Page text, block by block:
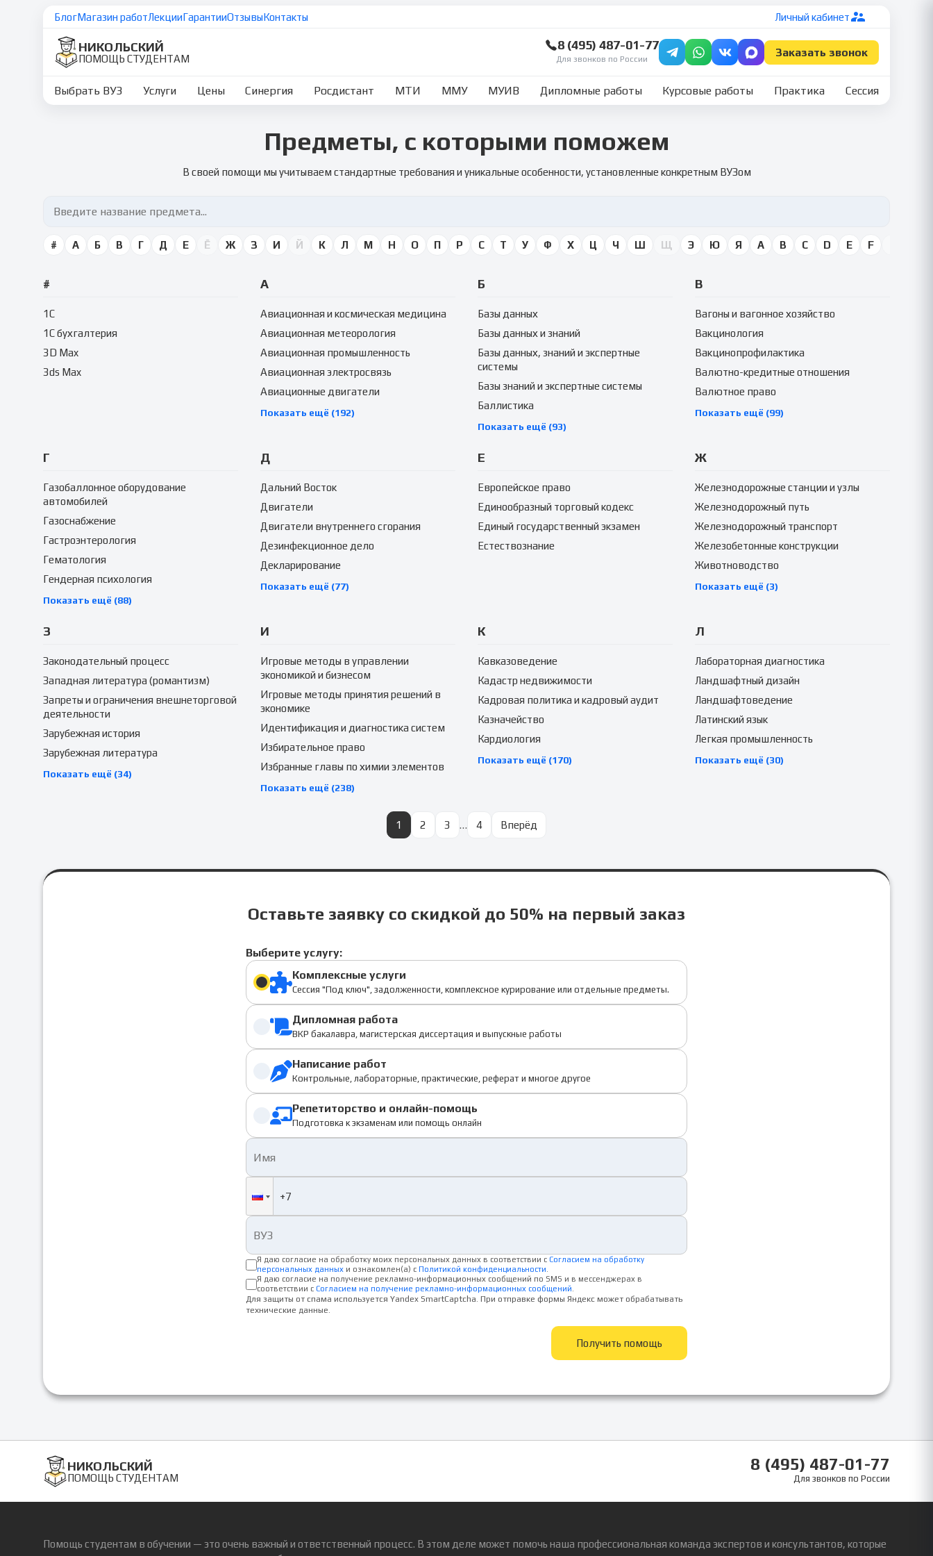
БлогМагазин работЛекцииГарантииОтзывыКонтакты Личный кабинет
НИКОЛЬСКИЙ
ПОМОЩЬ СТУДЕНТАМ
8 (495) 487-01-77
Для звонков по России
Заказать звонок
Выбрать ВУЗ Услуги Цены Синергия Росдистант МТИ ММУ МУИВ Дипломные работы Курсовые работы Практика Сессия
Предметы, с которыми поможем
В своей помощи мы учитываем стандартные требования и уникальные особенности, установленные конкретным ВУЗом
# А Б В Г Д Е Ё Ж З И Й К Л М Н О П Р С Т У Ф Х Ц Ч Ш Щ Э Ю Я A B C D E F
#
1C
1C бухгалтерия
3D Max
3ds Max
А
Авиационная и космическая медицина
Авиационная метеорология
Авиационная промышленность
Авиационная электросвязь
Авиационные двигатели
Показать ещё (192)
Б
Базы данных
Базы данных и знаний
Базы данных, знаний и экспертные
системы
Базы знаний и экспертные системы
Баллистика
Показать ещё (93)
В
Вагоны и вагонное хозяйство
Вакцинология
Вакцинопрофилактика
Валютно-кредитные отношения
Валютное право
Показать ещё (99)
Г
Газобаллонное оборудование
автомобилей
Газоснабжение
Гастроэнтерология
Гематология
Гендерная психология
Показать ещё (88)
Д
Дальний Восток
Двигатели
Двигатели внутреннего сгорания
Дезинфекционное дело
Декларирование
Показать ещё (77)
Е
Европейское право
Единообразный торговый кодекс
Единый государственный экзамен
Естествознание
Ж
Железнодорожные станции и узлы
Железнодорожный путь
Железнодорожный транспорт
Железобетонные конструкции
Животноводство
Показать ещё (3)
З
Законодательный процесс
Западная литература (романтизм)
Запреты и ограничения внешнеторговой
деятельности
Зарубежная история
Зарубежная литература
Показать ещё (34)
И
Игровые методы в управлении
экономикой и бизнесом
Игровые методы принятия решений в
экономике
Идентификация и диагностика систем
Избирательное право
Избранные главы по химии элементов
Показать ещё (238)
К
Кавказоведение
Кадастр недвижимости
Кадровая политика и кадровый аудит
Казначейство
Кардиология
Показать ещё (170)
Л
Лабораторная диагностика
Ландшафтный дизайн
Ландшафтоведение
Латинский язык
Легкая промышленность
Показать ещё (30)
1 2 3 … 4 Вперёд
Оставьте заявку со скидкой до 50% на первый заказ
Выберите услугу:
Комплексные услуги
Сессия "Под ключ", задолженности, комплексное курирование или отдельные предметы.
Дипломная работа
ВКР бакалавра, магистерская диссертация и выпускные работы
Написание работ
Контрольные, лабораторные, практические, реферат и многое другое
Репетиторство и онлайн-помощь
Подготовка к экзаменам или помощь онлайн
Я даю согласие на обработку моих персональных данных в соответствии с Согласием на обработку
персональных данных и ознакомлен(а) с Политикой конфиденциальности
Я даю согласие на получение рекламно-информационных сообщений по SMS и в мессенджерах в
соответствии с Согласием на получение рекламно-информационных сообщений
Для защиты от спама используется Yandex SmartCaptcha. При отправке формы Яндекс может обрабатывать
технические данные.
Получить помощь
НИКОЛЬСКИЙ
ПОМОЩЬ СТУДЕНТАМ
8 (495) 487-01-77
Для звонков по России
Помощь студентам в обучении — это очень важный и ответственный процесс. В этом деле может помочь наша профессиональная команда экспертов и консультантов, которые